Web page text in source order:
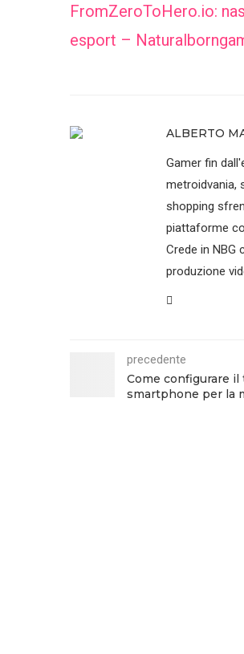
FromZeroToHero.io:
esport –
ALBERTO
Gamer fin
metroidvania,
shopping
piattaforme
Crede in
produzione
precedente
Come configurare il
smartphone per la